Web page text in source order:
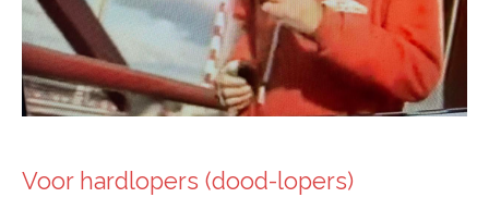
Voor hardlopers (dood-lopers)